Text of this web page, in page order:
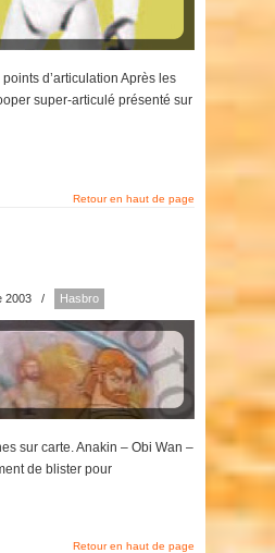
d’articulation Après les
super-articulé présenté sur
Retour en haut de page
2003 / Hasbro
sur carte. Anakin – Obi Wan –
de blister pour
Retour en haut de page